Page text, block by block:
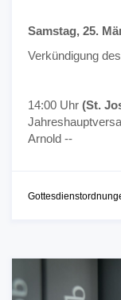
Samstag, 25.
Verkündigung
14:00 Uhr (St.
Arnold --